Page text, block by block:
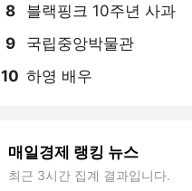
8 블랙핑크 10주년 사과
9 국립중앙박물관
10 하영 배우
매일경제 랭킹 뉴스
최근 3시간 집계 결과입니다.